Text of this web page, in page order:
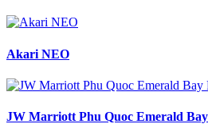
Akari NEO
JW Marriott Phu Quoc Emerald